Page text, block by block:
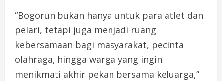
“Bogorun bukan hanya untuk para atlet dan
pelari, tetapi juga menjadi ruang
kebersamaan bagi masyarakat, pecinta
olahraga, hingga warga yang ingin
menikmati akhir pekan bersama keluarga,”